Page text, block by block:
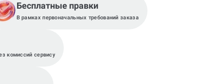
Бесплатные правки
В рамках первоначальных требований заказа
комиссий сервису